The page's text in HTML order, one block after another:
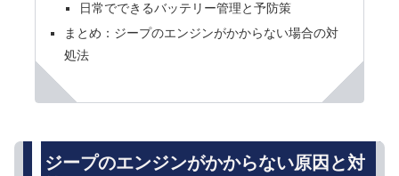
日常でできるバッテリー管理と予防策
まとめ：ジープのエンジンがかからない場合の対
処法
ジープのエンジンがかからない原因と対